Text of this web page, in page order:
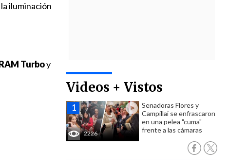
Videos + Vistos
2226
Senadoras Flores y
Campillai se enfrascaron
en una pelea "cuma"
frente a las cámaras
iluminación
Turboy